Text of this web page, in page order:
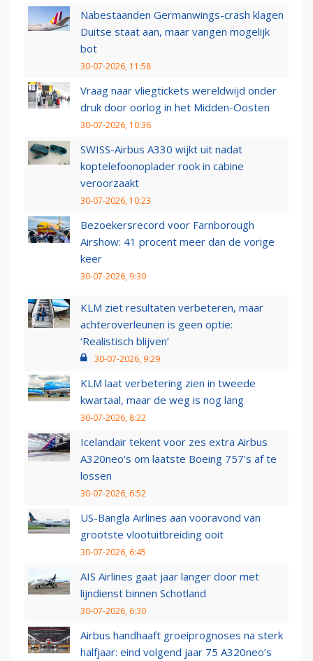
Nabestaanden Germanwings-crash klagen
Duitse staat aan, maar vangen mogelijk
bot
30-07-2026, 11:58
Vraag naar vliegtickets wereldwijd onder
druk door oorlog in het Midden-Oosten
30-07-2026, 10:36
SWISS-Airbus A330 wijkt uit nadat
koptelefoonoplader rook in cabine
veroorzaakt
30-07-2026, 10:23
Bezoekersrecord voor Farnborough
Airshow: 41 procent meer dan de vorige
keer
30-07-2026, 9:30
KLM ziet resultaten verbeteren, maar
achteroverleunen is geen optie:
‘Realistisch blijven’
30-07-2026, 9:29
KLM laat verbetering zien in tweede
kwartaal, maar de weg is nog lang
30-07-2026, 8:22
Icelandair tekent voor zes extra Airbus
A320neo's om laatste Boeing 757's af te
lossen
30-07-2026, 6:52
US-Bangla Airlines aan vooravond van
grootste vlootuitbreiding ooit
30-07-2026, 6:45
AIS Airlines gaat jaar langer door met
lijndienst binnen Schotland
30-07-2026, 6:30
Airbus handhaaft groeiprognoses na sterk
halfjaar: eind volgend jaar 75 A320neo’s